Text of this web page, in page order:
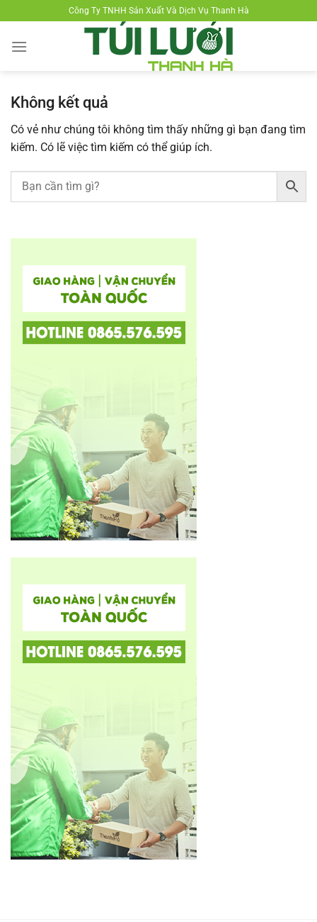
đến
nội
Công Ty TNHH Sản Xuất Và Dịch Vụ Thanh Hà
Không kết quả
Có vẻ như chúng tôi không tìm thấy những gì bạn đang tìm
kiếm. Có lẽ việc tìm kiếm có thể giúp ích.